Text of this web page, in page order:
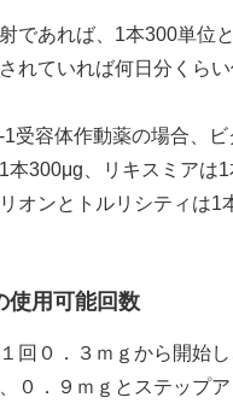
であれば、1本300単位
れていれば何日分くら
1受容体作動薬の場合、
本300μg、リキスミアは
オンとトルリシティは1
使用可能回数
回０．３ｍｇから開始
０．９ｍｇとステップア